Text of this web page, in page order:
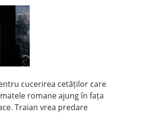
cucerirea cetăților care
romane ajung în fața
Traian vrea predare